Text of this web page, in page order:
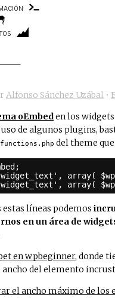
Alfonso Sánchez Uzábal •
oEmbeden los widgets
de algunos plugins,
functions.php del theme
array(
array(
estas líneas podemos
en un área de
en wpbeginner, donde
del elemento
el ancho máximo de los